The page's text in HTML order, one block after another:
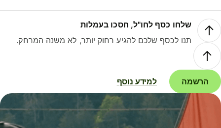
שלחו כסף לחו"ל, חסכו בעמלות
תנו לכסף שלכם להגיע רחוק יותר, לא משנה המרחק.
הרשמה למידע נוסף